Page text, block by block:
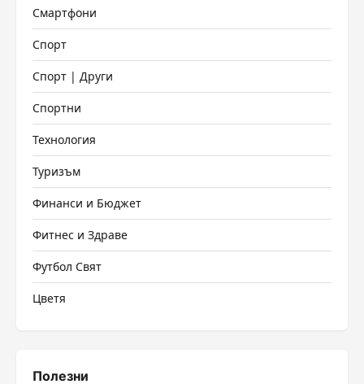
Смартфони
Спорт
Спорт | Други
Спортни
Технология
Туризъм
Финанси и Бюджет
Фитнес и Здраве
Футбол Свят
Цветя
Полезни